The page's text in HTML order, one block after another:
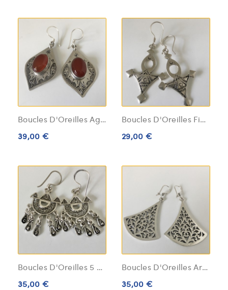
Boucles D'Oreilles Agate Argent Massif
39,00 €
Boucles D'Oreilles Fibules Argent Massif
29,00 €
Boucles D'Oreilles 5 Gouttes Argent Massif
35,00 €
Boucles D'Oreilles Argent Massif Berbères
35,00 €